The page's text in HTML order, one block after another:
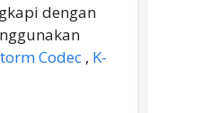
dengan
Codec , K-